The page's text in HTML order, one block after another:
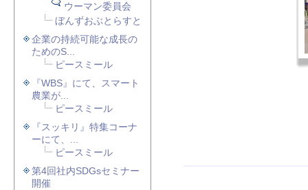
ウーマン委員会
ぼんずおぶとらすと
企業の持続可能な成長の
ためのS...
ピースミール
『WBS』にて、スマート
農業が...
ピースミール
『スッキリ』特集コーナ
ーにて、...
ピースミール
第4回社内SDGsセミナー
開催